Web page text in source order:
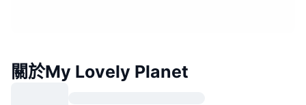
關於My Lovely Planet